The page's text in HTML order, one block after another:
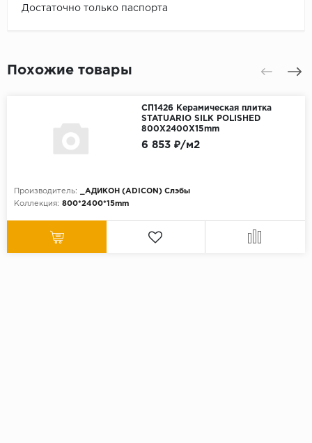
Достаточно только паспорта
Похожие товары
СП1426 Керамическая плитка
STATUARIO SILK POLISHED
800X2400X15mm
Производитель:
_АДИКОН (ADICON) Слэбы
Коллекция: 800*2400*15mm
6 853 ₽/м2